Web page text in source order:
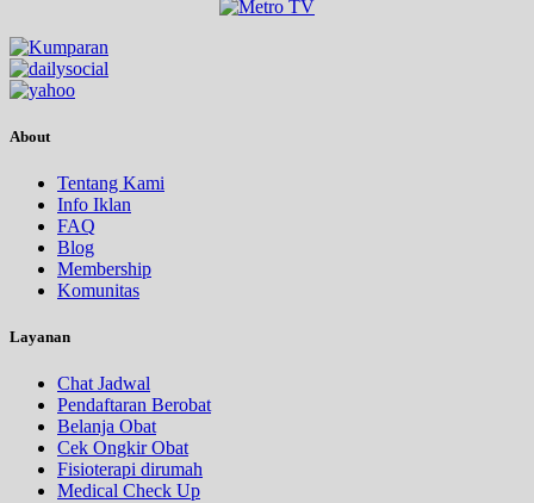
About
Tentang Kami
Info Iklan
FAQ
Blog
Membership
Komunitas
Layanan
Chat Jadwal
Pendaftaran Berobat
Belanja Obat
Cek Ongkir Obat
Fisioterapi dirumah
Medical Check Up